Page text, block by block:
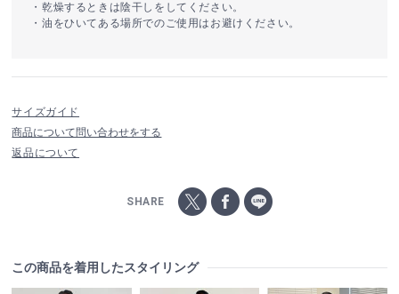
・乾燥するときは陰干しをしてください。
・油をひいてある場所でのご使用はお避けください。
サイズガイド
商品について問い合わせをする
返品について
SHARE
この商品を着用したスタイリング